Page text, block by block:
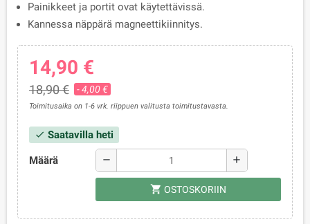
Painikkeet ja portit ovat käytettävissä.
Kannessa näppärä magneettikiinnitys.
14,90 €
18,90 € - 4,00 €
Toimitusaika on 1-6 vrk. riippuen valitusta toimitustavasta.
check Saatavilla heti
Määrä remove add
shopping_cart OSTOSKORIIN